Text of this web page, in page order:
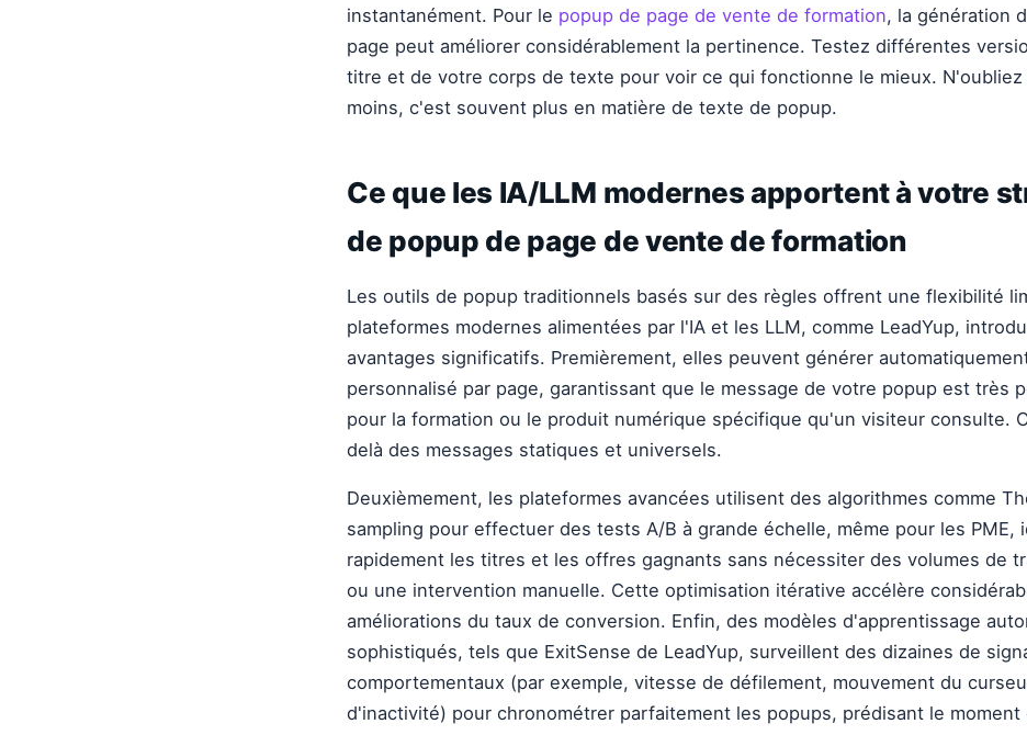
instantanément. Pour le popup de page de vente de formation, la génération
page peut améliorer considérablement la pertinence. Testez différentes
titre et de votre corps de texte pour voir ce qui fonctionne le mieux. N'oubliez
moins, c'est souvent plus en matière de texte de popup.
Ce que les IA/LLM modernes apportent à votre
de popup de page de vente de formation
Les outils de popup traditionnels basés sur des règles offrent une flexibilité
plateformes modernes alimentées par l'IA et les LLM, comme LeadYup,
avantages significatifs. Premièrement, elles peuvent générer
personnalisé par page, garantissant que le message de votre popup est très
pour la formation ou le produit numérique spécifique qu'un visiteur consulte.
delà des messages statiques et universels.
Deuxièmement, les plateformes avancées utilisent des algorithmes comme
sampling pour effectuer des tests A/B à grande échelle, même pour les PME,
rapidement les titres et les offres gagnants sans nécessiter des volumes de
ou une intervention manuelle. Cette optimisation itérative accélère
améliorations du taux de conversion. Enfin, des modèles d'apprentissage
sophistiqués, tels que ExitSense de LeadYup, surveillent des dizaines de
comportementaux (par exemple, vitesse de défilement, mouvement du
d'inactivité) pour chronométrer parfaitement les popups, prédisant le moment